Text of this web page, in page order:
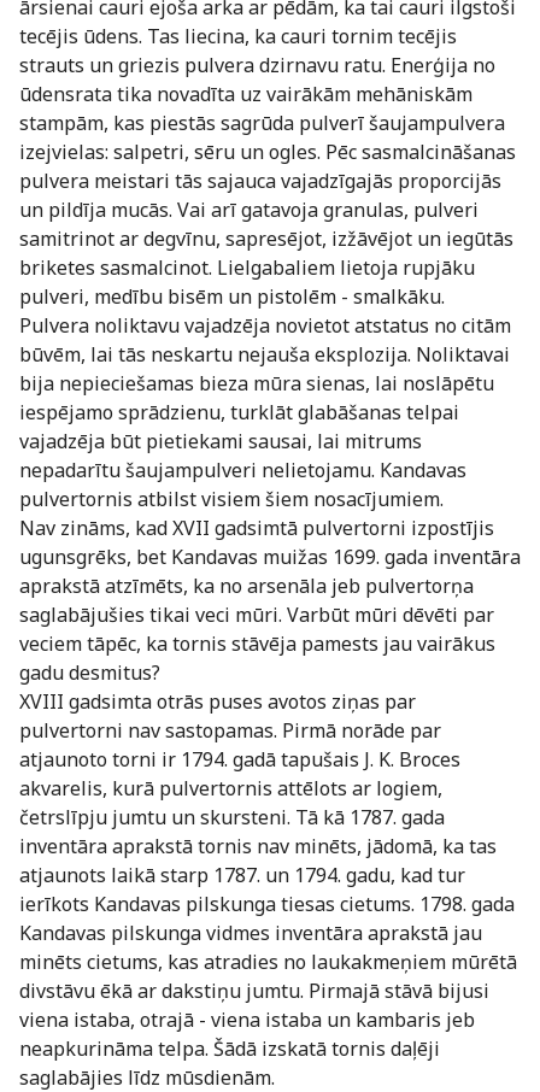
ārsienai cauri ejoša arka ar pēdām, ka tai cauri ilgstoši
tecējis ūdens. Tas liecina, ka cauri tornim tecējis
strauts un griezis pulvera dzirnavu ratu. Enerģija no
ūdensrata tika novadīta uz vairākām mehāniskām
stampām, kas piestās sagrūda pulverī šaujampulvera
izejvielas: salpetri, sēru un ogles. Pēc sasmalcināšanas
pulvera meistari tās sajauca vajadzīgajās proporcijās
un pildīja mucās. Vai arī gatavoja granulas, pulveri
samitrinot ar degvīnu, sapresējot, izžāvējot un iegūtās
briketes sasmalcinot. Lielgabaliem lietoja rupjāku
pulveri, medību bisēm un pistolēm - smalkāku.
Pulvera noliktavu vajadzēja novietot atstatus no citām
būvēm, lai tās neskartu nejauša eksplozija. Noliktavai
bija nepieciešamas bieza mūra sienas, lai noslāpētu
iespējamo sprādzienu, turklāt glabāšanas telpai
vajadzēja būt pietiekami sausai, lai mitrums
nepadarītu šaujampulveri nelietojamu. Kandavas
pulvertornis atbilst visiem šiem nosacījumiem.
Nav zināms, kad XVII gadsimtā pulvertorni izpostījis
ugunsgrēks, bet Kandavas muižas 1699. gada inventāra
aprakstā atzīmēts, ka no arsenāla jeb pulvertorņa
saglabājušies tikai veci mūri. Varbūt mūri dēvēti par
veciem tāpēc, ka tornis stāvēja pamests jau vairākus
gadu desmitus?
XVIII gadsimta otrās puses avotos ziņas par
pulvertorni nav sastopamas. Pirmā norāde par
atjaunoto torni ir 1794. gadā tapušais J. K. Broces
akvarelis, kurā pulvertornis attēlots ar logiem,
četrslīpju jumtu un skursteni. Tā kā 1787. gada
inventāra aprakstā tornis nav minēts, jādomā, ka tas
atjaunots laikā starp 1787. un 1794. gadu, kad tur
ierīkots Kandavas pilskunga tiesas cietums. 1798. gada
Kandavas pilskunga vidmes inventāra aprakstā jau
minēts cietums, kas atradies no laukakmeņiem mūrētā
divstāvu ēkā ar dakstiņu jumtu. Pirmajā stāvā bijusi
viena istaba, otrajā - viena istaba un kambaris jeb
neapkurināma telpa. Šādā izskatā tornis daļēji
saglabājies līdz mūsdienām.